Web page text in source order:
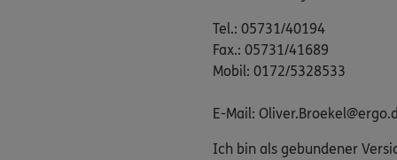
Tel.: 05731/40194
Fax.: 05731/41689
Mobil: 0172/5328533
E-Mail:
Ich bin als gebundener